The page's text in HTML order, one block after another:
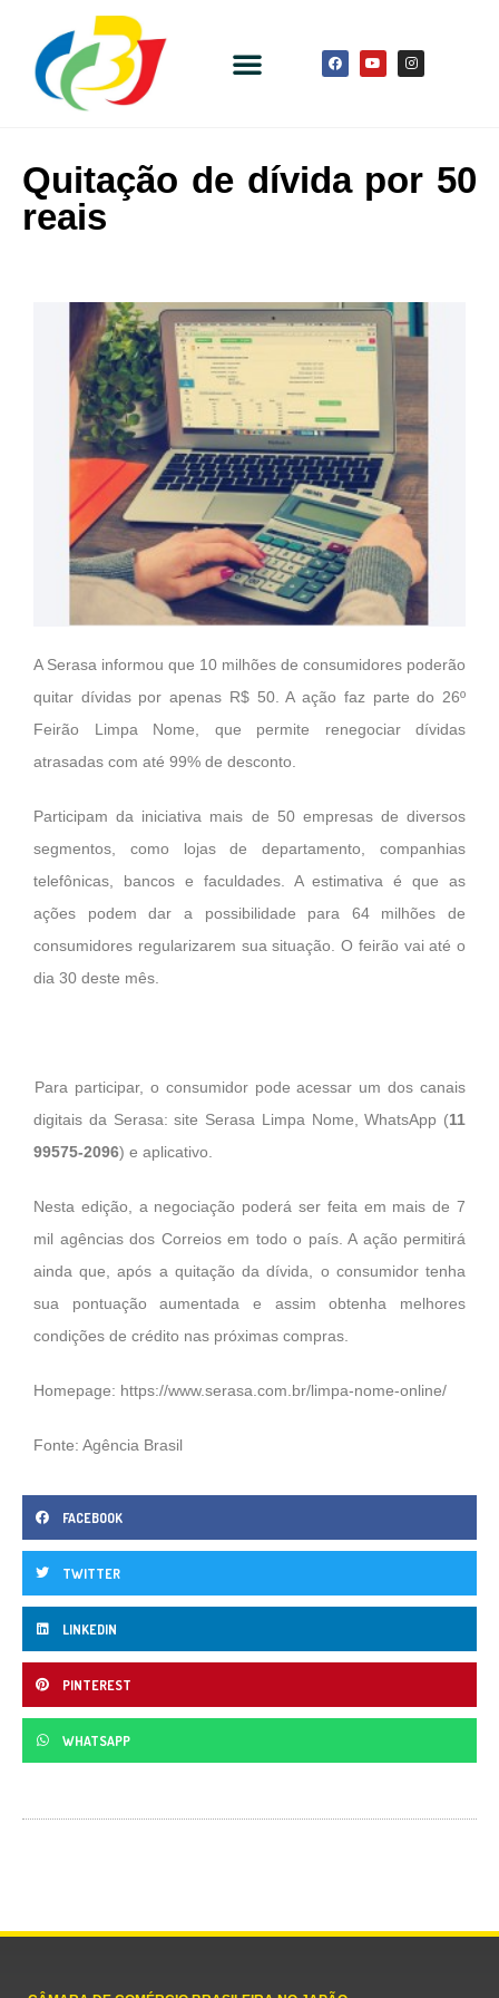
Quitação de dívida por 50
reais
A Serasa informou que 10 milhões de consumidores poderão
quitar dívidas por apenas R$ 50. A ação faz parte do 26º
Feirão Limpa Nome, que permite renegociar dívidas
atrasadas com até 99% de desconto.
Participam da iniciativa mais de 50 empresas de diversos
segmentos, como lojas de departamento, companhias
telefônicas, bancos e faculdades. A estimativa é que as
ações podem dar a possibilidade para 64 milhões de
consumidores regularizarem sua situação. O feirão vai até o
dia 30 deste mês.
Para participar, o consumidor pode acessar um dos canais
digitais da Serasa: site Serasa Limpa Nome, WhatsApp (11
99575-2096) e aplicativo.
Nesta edição, a negociação poderá ser feita em mais de 7
mil agências dos Correios em todo o país. A ação permitirá
ainda que, após a quitação da dívida, o consumidor tenha
sua pontuação aumentada e assim obtenha melhores
condições de crédito nas próximas compras.
Homepage: https://www.serasa.com.br/limpa-nome-online/
Fonte: Agência Brasil
FACEBOOK
TWITTER
LINKEDIN
PINTEREST
WHATSAPP